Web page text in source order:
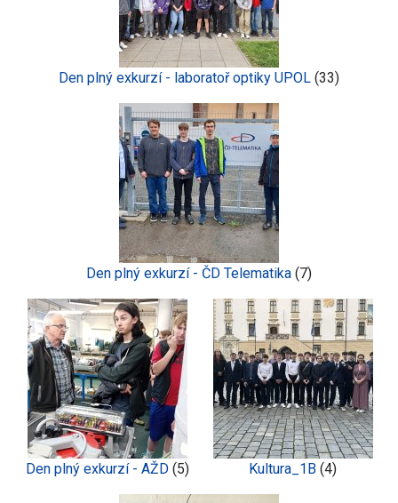
Den plný exkurzí - laboratoř optiky UPOL (33)
Den plný exkurzí - ČD Telematika (7)
Den plný exkurzí - AŽD (5) Kultura_1B (4)